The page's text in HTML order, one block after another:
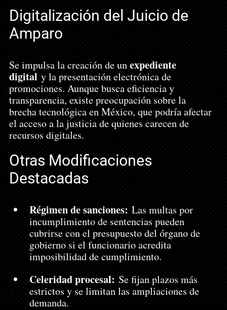
Digitalización del Juicio de
Amparo
Se impulsa la creación de un expediente
digital y la presentación electrónica de
promociones. Aunque busca eficiencia y
transparencia, existe preocupación sobre la
brecha tecnológica en México, que podría afectar
el acceso a la justicia de quienes carecen de
recursos digitales.
Otras Modificaciones
Destacadas
Régimen de sanciones: Las multas por
incumplimiento de sentencias pueden
cubrirse con el presupuesto del órgano de
gobierno si el funcionario acredita
imposibilidad de cumplimiento.
Celeridad procesal: Se fijan plazos más
estrictos y se limitan las ampliaciones de
demanda.